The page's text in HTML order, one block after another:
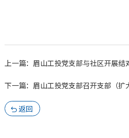
上一篇：眉山工投党支部与社区开展结
下一篇：眉山工投党支部召开支部（扩
 返回